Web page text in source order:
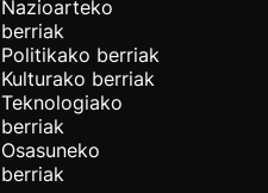
Nazioarteko
berriak
Politikako berriak
Kulturako berriak
Teknologiako
berriak
Osasuneko
berriak